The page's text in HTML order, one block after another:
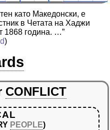
като Македонски, е
в Четата на Хаджи
1868 година. …”
)
CONFLICT
PEOPLE)